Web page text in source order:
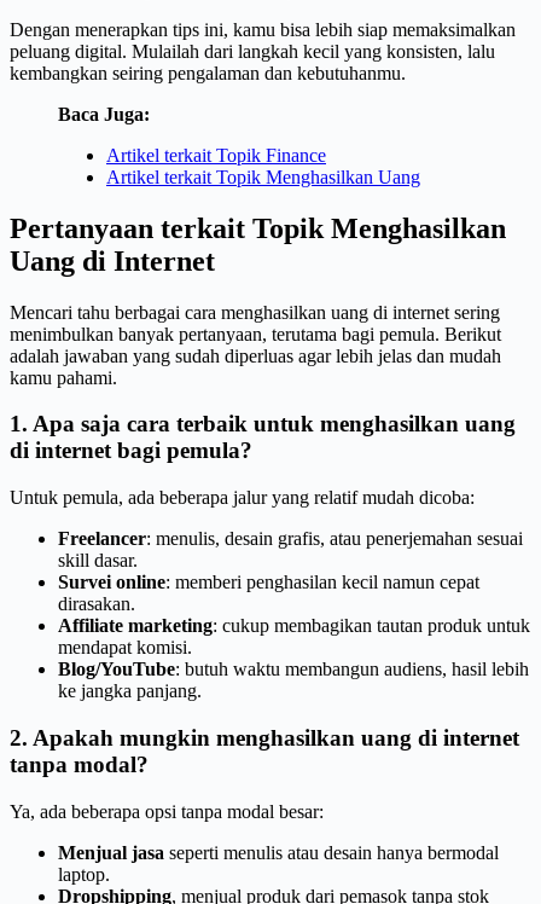
Dengan menerapkan tips ini, kamu bisa lebih siap memaksimalkan
peluang digital. Mulailah dari langkah kecil yang konsisten, lalu
kembangkan seiring pengalaman dan kebutuhanmu.
Baca Juga:
Artikel terkait Topik Finance
Artikel terkait Topik Menghasilkan Uang
Pertanyaan terkait Topik Menghasilkan
Uang di Internet
Mencari tahu berbagai cara menghasilkan uang di internet sering
menimbulkan banyak pertanyaan, terutama bagi pemula. Berikut
adalah jawaban yang sudah diperluas agar lebih jelas dan mudah
kamu pahami.
1. Apa saja cara terbaik untuk menghasilkan uang
di internet bagi pemula?
Untuk pemula, ada beberapa jalur yang relatif mudah dicoba:
Freelancer: menulis, desain grafis, atau penerjemahan sesuai
skill dasar.
Survei online: memberi penghasilan kecil namun cepat
dirasakan.
Affiliate marketing: cukup membagikan tautan produk untuk
mendapat komisi.
Blog/YouTube: butuh waktu membangun audiens, hasil lebih
ke jangka panjang.
2. Apakah mungkin menghasilkan uang di internet
tanpa modal?
Ya, ada beberapa opsi tanpa modal besar:
Menjual jasa seperti menulis atau desain hanya bermodal
laptop.
Dropshipping, menjual produk dari pemasok tanpa stok